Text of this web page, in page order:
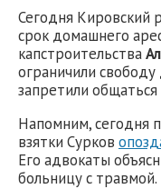
Сегодня Кировский
срок домашнего
капстроительства
ограничили
запретили
Напомним, сегодня
взятки Сурков
Его адвокаты
больницу с травмой.